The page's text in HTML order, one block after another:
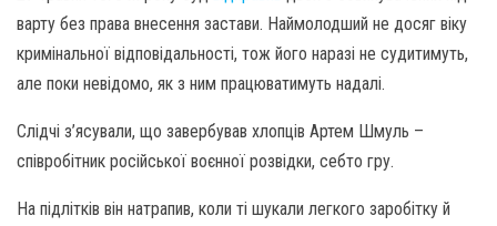
варту без права внесення застави. Наймолодший не досяг віку
кримінальної відповідальності, тож його наразі не судитимуть,
але поки невідомо, як з ним працюватимуть надалі.
Слідчі з’ясували, що завербував хлопців Артем Шмуль –
співробітник російської воєнної розвідки, себто гру.
На підлітків він натрапив, коли ті шукали легкого заробітку й